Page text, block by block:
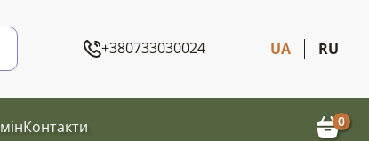
+380733030024 UA RU
Контакти 0